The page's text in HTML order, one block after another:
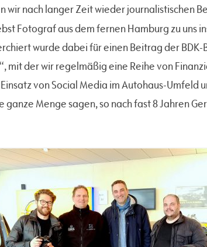
wir nach langer Zeit wieder journalistischen
Fotograf aus dem fernen Hamburg zu uns
wurde dabei für einen Beitrag der BDK-
mit der wir regelmäßig eine Reihe von
von Social Media im Autohaus-Umfeld
Menge sagen, so nach fast 8 Jahren